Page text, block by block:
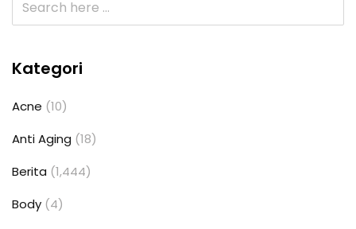
Kategori
Acne (10)
Anti Aging (18)
Berita (1,444)
Body (4)